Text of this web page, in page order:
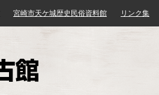
宮崎市天ケ城歴史民俗資料館 リンク集